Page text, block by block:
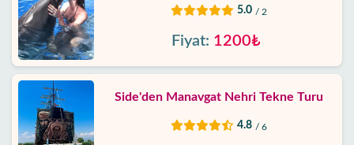
5.0 / 2
Fiyat: 1200₺
Side'den Manavgat Nehri Tekne Turu
4.8 / 6